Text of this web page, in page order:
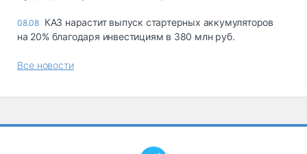
08.08 КАЗ нарастит выпуск стартерных аккумуляторов
на 20% благодаря инвестициям в 380 млн руб.
Все новости